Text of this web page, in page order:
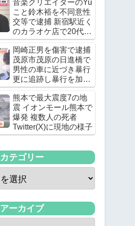
衝突し逃走
音楽クリエイターのYu
こと鈴木裕を不同意性
交等で逮捕 新宿駅近く
のカラオケ店で20代の
女優の下半身を触る
岡崎正男を傷害で逮捕
茂原市茂原の日進橋で
男性の車に近づき暴行
更に追跡し暴行を加え
る
熊本で最大震度7の地
震 イオンモール熊本で
爆発 複数人の死者
Twitter(X)に現地の様子
カテゴリー
アーカイブ